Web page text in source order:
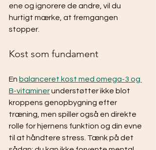
ene og ignorere de andre, vil du
hurtigt mærke, at fremgangen
stopper.
Kost som fundament
En balanceret kost med omega-3 og
B-vitaminer understøtter ikke blot
kroppens genopbygning efter
træning, men spiller også en direkte
rolle for hjernens funktion og din evne
til at håndtere stress. Tænk på det